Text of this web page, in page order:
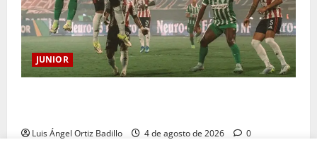
JUNIOR
Luis Ángel Ortiz Badillo 4 de agosto de 2026 0